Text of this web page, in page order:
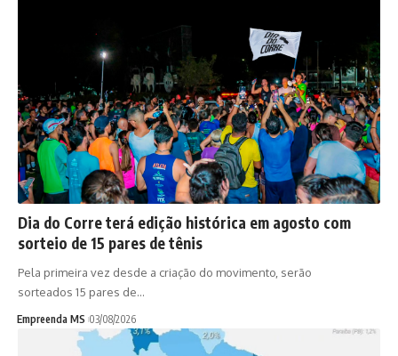
Dia do Corre terá edição histórica em agosto com
sorteio de 15 pares de tênis
Pela primeira vez desde a criação do movimento, serão
sorteados 15 pares de…
Empreenda MS 03/08/2026